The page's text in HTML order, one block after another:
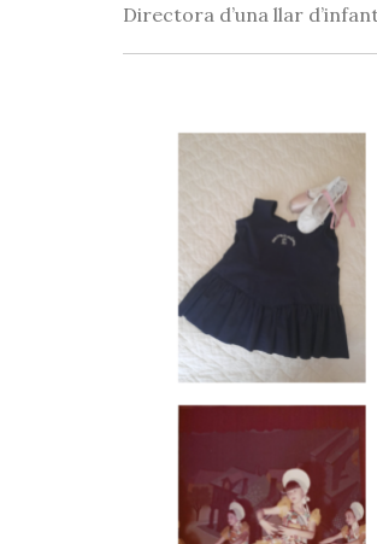
Directora d’una llar